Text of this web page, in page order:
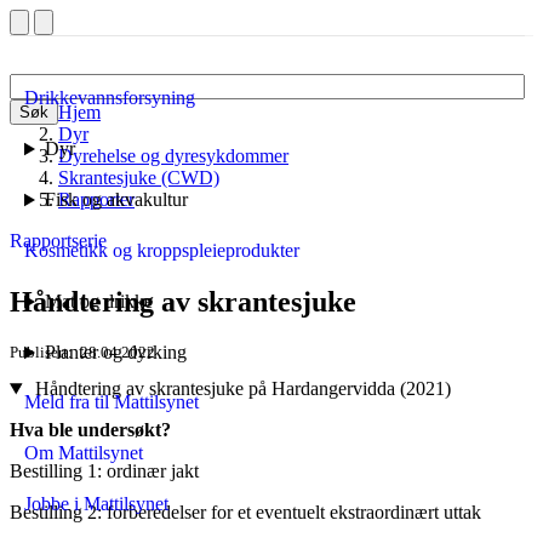
Søk
Drikkevannsforsyning
Dyr
Fisk og akvakultur
Kosmetikk og kroppspleieprodukter
Mat og drikke
Planter og dyrking
Meld fra til Mattilsynet
Om Mattilsynet
Jobbe i Mattilsynet
Hjem
Dyr
Dyrehelse og dyresykdommer
Skrantesjuke (CWD)
Rapporter
Rapportserie
Håndtering av skrantesjuke
Publisert 28.04.2022
Håndtering av skrantesjuke på Hardangervidda (2021)
Hva ble undersøkt?
Bestilling 1: ordinær jakt
Bestilling 2: forberedelser for et eventuelt ekstraordinært uttak